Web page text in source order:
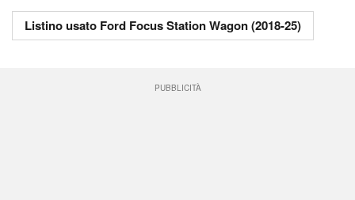
Listino usato Ford Focus Station Wagon (2018-25)
PUBBLICITÀ